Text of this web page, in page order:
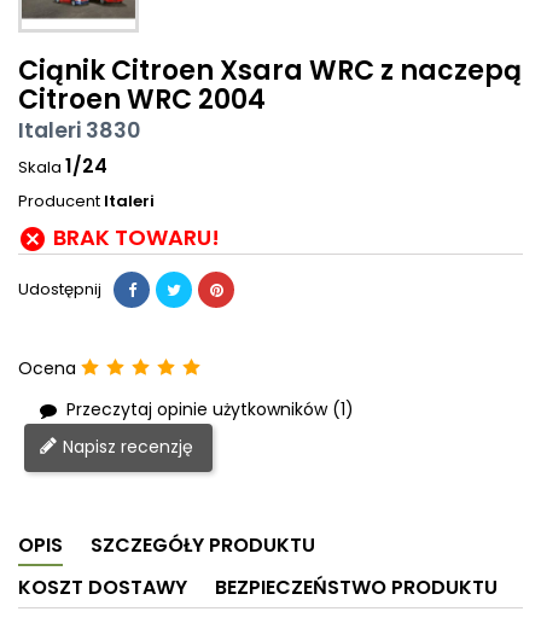
Ciąnik Citroen Xsara WRC z naczepą
Citroen WRC 2004
Italeri 3830
Skala 1/24
Producent Italeri
 BRAK TOWARU!
Udostępnij
Ocena
Przeczytaj opinie użytkowników (1)
Napisz recenzję
OPIS
SZCZEGÓŁY PRODUKTU
KOSZT DOSTAWY
BEZPIECZEŃSTWO PRODUKTU